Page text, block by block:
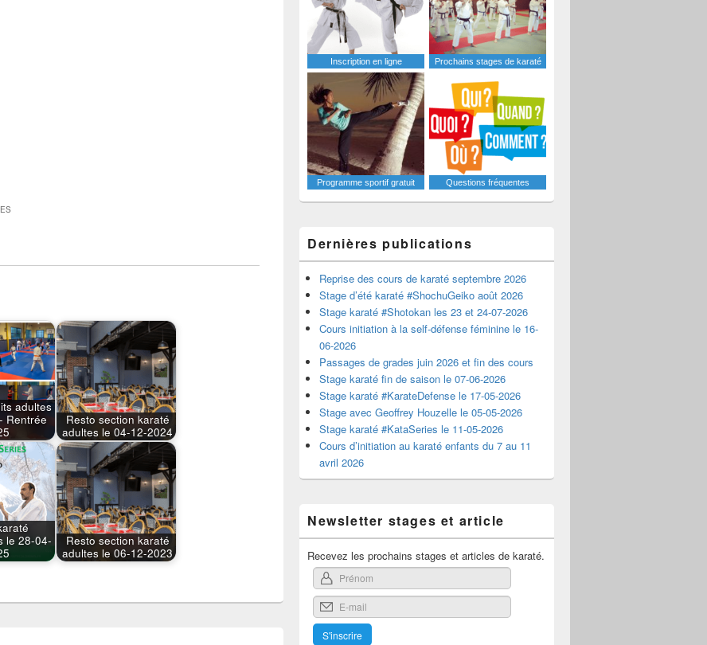
adultes
Rentrée
Resto section karaté
adultes le 04-12-2024
le 28-04-
Resto section karaté
adultes le 06-12-2023
Inscription en ligne Prochains stages de karaté
Programme sportif gratuit Questions fréquentes
Dernières publications
Reprise des cours de karaté septembre 2026
Stage d’été karaté #ShochuGeiko août 2026
Stage karaté #Shotokan les 23 et 24-07-2026
Cours initiation à la self-défense féminine le 16-
06-2026
Passages de grades juin 2026 et fin des cours
Stage karaté fin de saison le 07-06-2026
Stage karaté #KarateDefense le 17-05-2026
Stage avec Geoffrey Houzelle le 05-05-2026
Stage karaté #KataSeries le 11-05-2026
Cours d’initiation au karaté enfants du 7 au 11
avril 2026
Newsletter stages et article
Recevez les prochains stages et articles de karaté.